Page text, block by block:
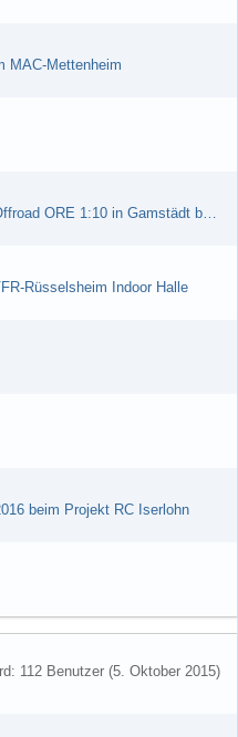
MAC-Mettenheim
Sportkreismeisterschaft Elektro Offroad ORE 1:10 in Gamstädt bei Erfurt, Outdoor mit Indoor Ausweichmöglichkeit!!!
Rüsselsheim Indoor Halle
beim Projekt RC Iserlohn
112 Benutzer (5. Oktober 2015)